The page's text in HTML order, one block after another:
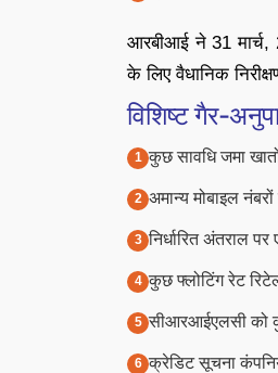
आरबीआई ने 31 मार्च,
के लिए वैधानिक
विशिष्ट गैर-
कुछ सावधि जमा
अमान्य मोबाइल
निर्धारित अंतराल
कुछ फ्लोटिंग रेट
सीआरआईएलसी को
क्रेडिट सूचना